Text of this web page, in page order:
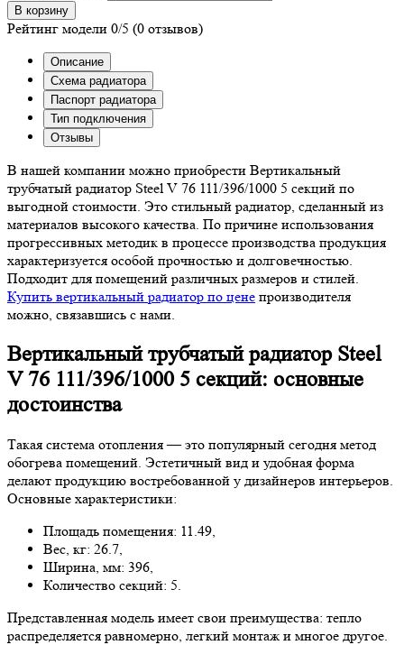
В корзину
Рейтинг модели 0/5 (0 отзывов)
Описание
Схема радиатора
Паспорт радиатора
Тип подключения
Отзывы
В нашей компании можно приобрести Вертикальный
трубчатый радиатор Steel V 76 111/396/1000 5 секций по
выгодной стоимости. Это стильный радиатор, сделанный из
материалов высокого качества. По причине использования
прогрессивных методик в процессе производства продукция
характеризуется особой прочностью и долговечностью.
Подходит для помещений различных размеров и стилей.
Купить вертикальный радиатор по цене производителя
можно, связавшись с нами.
Вертикальный трубчатый радиатор Steel
V 76 111/396/1000 5 секций: основные
достоинства
Такая система отопления — это популярный сегодня метод
обогрева помещений. Эстетичный вид и удобная форма
делают продукцию востребованной у дизайнеров интерьеров.
Основные характеристики:
Площадь помещения: 11.49,
Вес, кг: 26.7,
Ширина, мм: 396,
Количество секций: 5.
Представленная модель имеет свои преимущества: тепло
распределяется равномерно, легкий монтаж и многое другое.